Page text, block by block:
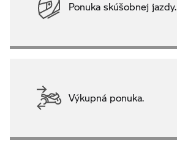
Ponuka skúšobnej jazdy.
Výkupná ponuka.